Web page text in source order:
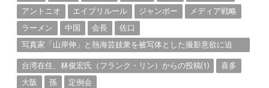
アントニオ
エイプリルール ジャンボー
メディア戦略
ラーメン
中国 会長
佐口
写真家「山岸伸」と熱海芸妓衆を被写体とした撮影意欲に迫
台湾在住、林俊宏氏（フランク・リン）からの投稿⑴
喜多
大阪
孫
定例会